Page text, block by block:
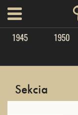
menu
1945 1950
Sekcia